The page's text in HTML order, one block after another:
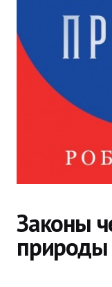
Законы
природы